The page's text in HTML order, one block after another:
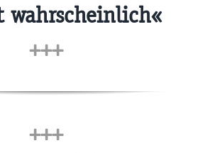
wahrscheinlich«
+++
+++